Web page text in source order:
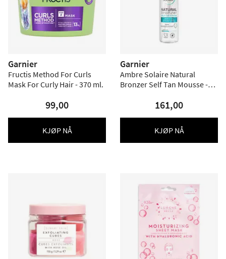
Garnier
Fructis Method For Curls
Mask For Curly Hair - 370 ml.
99,00
KJØP NÅ
Garnier
Ambre Solaire Natural
Bronzer Self Tan Mousse -
161,00
KJØP NÅ